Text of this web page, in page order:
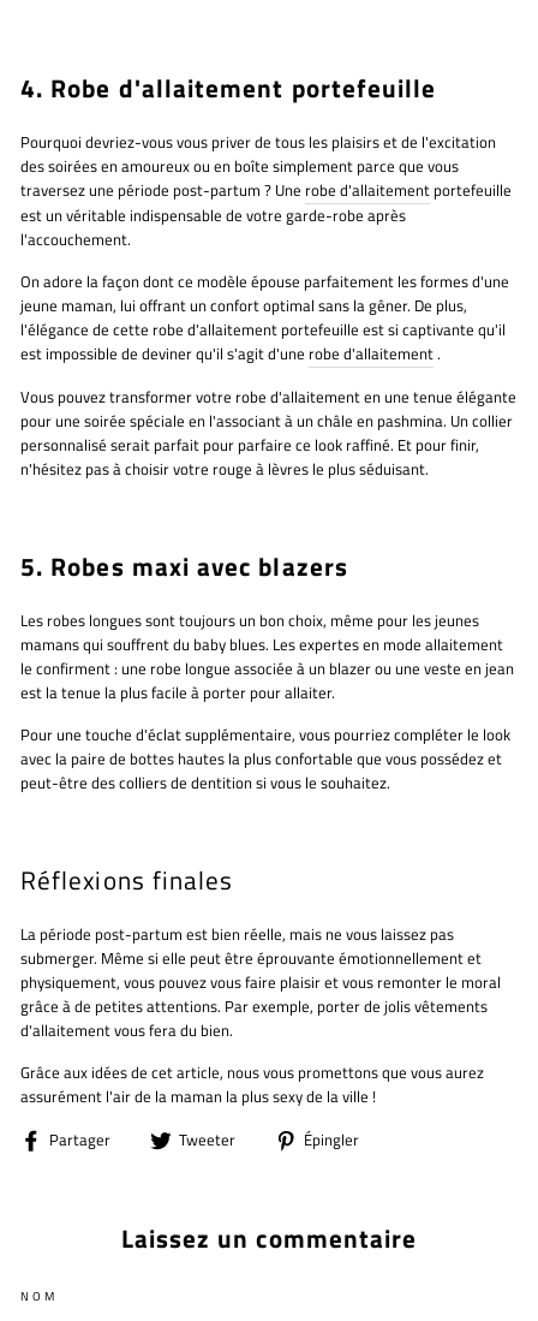
4. Robe d'allaitement portefeuille
Pourquoi devriez-vous vous priver de tous les plaisirs et de l'excitation
des soirées en amoureux ou en boîte simplement parce que vous
traversez une période post-partum ? Une robe d'allaitement portefeuille
est un véritable indispensable de votre garde-robe après
l'accouchement.
On adore la façon dont ce modèle épouse parfaitement les formes d'une
jeune maman, lui offrant un confort optimal sans la gêner. De plus,
l'élégance de cette robe d'allaitement portefeuille est si captivante qu'il
est impossible de deviner qu'il s'agit d'une robe d'allaitement.
Vous pouvez transformer votre robe d'allaitement en une tenue élégante
pour une soirée spéciale en l'associant à un châle en pashmina. Un collier
personnalisé serait parfait pour parfaire ce look raffiné. Et pour finir,
n'hésitez pas à choisir votre rouge à lèvres le plus séduisant.
5. Robes maxi avec blazers
Les robes longues sont toujours un bon choix, même pour les jeunes
mamans qui souffrent du baby blues. Les expertes en mode allaitement
le confirment : une robe longue associée à un blazer ou une veste en jean
est la tenue la plus facile à porter pour allaiter.
Pour une touche d'éclat supplémentaire, vous pourriez compléter le look
avec la paire de bottes hautes la plus confortable que vous possédez et
peut-être des colliers de dentition si vous le souhaitez.
Réflexions finales
La période post-partum est bien réelle, mais ne vous laissez pas
submerger. Même si elle peut être éprouvante émotionnellement et
physiquement, vous pouvez vous faire plaisir et vous remonter le moral
grâce à de petites attentions. Par exemple, porter de jolis vêtements
d'allaitement vous fera du bien.
Grâce aux idées de cet article, nous vous promettons que vous aurez
assurément l'air de la maman la plus sexy de la ville !
Partager
PartagerTweeter
TweeterÉpingler
Laissez un commentaire
NOM